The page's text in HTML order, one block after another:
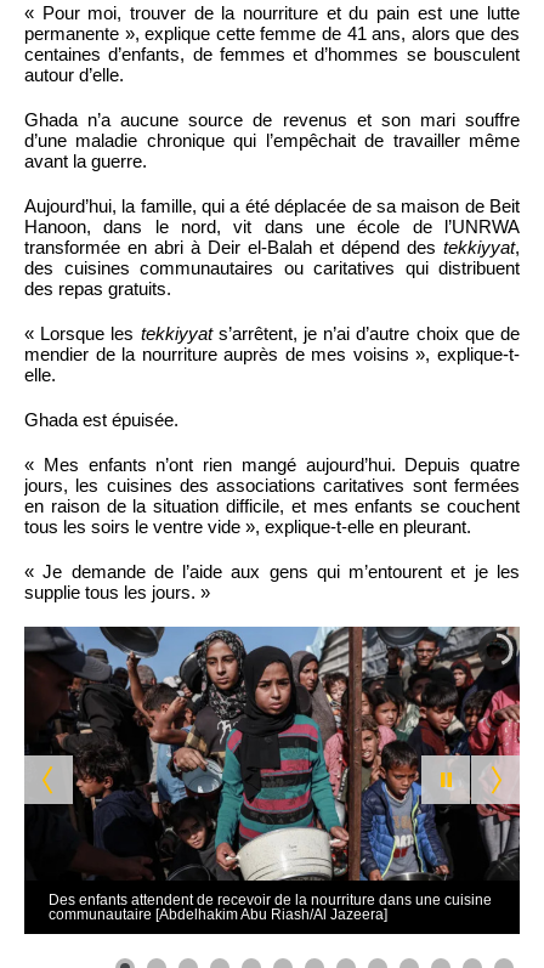
« Pour moi, trouver de la nourriture et du pain est une lutte
permanente », explique cette femme de 41 ans, alors que des
centaines d’enfants, de femmes et d’hommes se bousculent
autour d’elle.
Ghada n’a aucune source de revenus et son mari souffre
d’une maladie chronique qui l’empêchait de travailler même
avant la guerre.
Aujourd’hui, la famille, qui a été déplacée de sa maison de Beit
Hanoon, dans le nord, vit dans une école de l’UNRWA
transformée en abri à Deir el-Balah et dépend des tekkiyyat,
des cuisines communautaires ou caritatives qui distribuent
des repas gratuits.
« Lorsque les tekkiyyats’arrêtent, je n’ai d’autre choix que de
mendier de la nourriture auprès de mes voisins », explique-t-
elle.
Ghada est épuisée.
« Mes enfants n’ont rien mangé aujourd’hui. Depuis quatre
jours, les cuisines des associations caritatives sont fermées
en raison de la situation difficile, et mes enfants se couchent
tous les soirs le ventre vide », explique-t-elle en pleurant.
« Je demande de l’aide aux gens qui m’entourent et je les
supplie tous les jours. »
Des enfants attendent de recevoir de la nourriture dans une cuisine
communautaire [Abdelhakim Abu Riash/Al Jazeera]